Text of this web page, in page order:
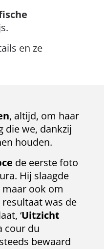
en ze
, altijd, om haar
die we, dankzij
houden.
de eerste foto
Hij slaagde
maar ook om
was de
‘Uitzicht
cour du
bewaard